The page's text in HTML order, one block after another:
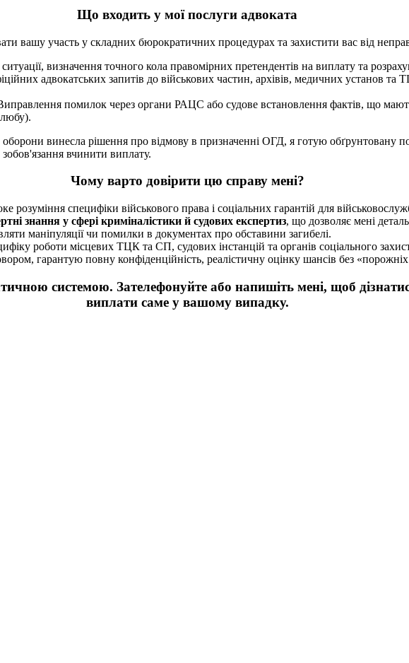
Що входить у мої послуги адвоката
вашу участь у складних бюрократичних процедурах та захистити вас від
визначення точного кола правомірних претендентів на виплату та
адвокатських запитів до військових частин, архівів, медичних установ та
помилок через органи РАЦС або судове встановлення фактів, що
оборони винесла рішення про відмову в призначенні ОГД, я готую обґрунтовану
вчинити виплату.
Чому варто довірити цю справу мені?
розуміння специфіки військового права і соціальних гарантій для
знання у сфері криміналістики й судових експертиз, що дозволяє мені
маніпуляції чи помилки в документах про обставини загибелі.
роботи місцевих ТЦК та СП, судових інстанцій та органів соціального
гарантую повну конфіденційність, реалістичну оцінку шансів без
системою. Зателефонуйте або напишіть мені, щоб
виплати саме у вашому випадку.